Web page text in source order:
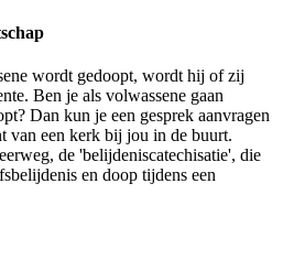
wordt gedoopt, wordt hij of zij
Ben je als volwassene gaan
Dan kun je een gesprek aanvragen
van een kerk bij jou in de buurt.
de 'belijdeniscatechisatie', die
en doop tijdens een